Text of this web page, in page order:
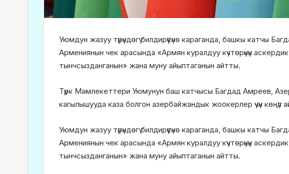
Уюмдун жазуу түрүндөгү билдирүүсүнө караганда, башкы катчы
Армениянын чек арасында «Армян куралдуу күчтөрүнүн
тынчсызданганын» жана муну айыптаганын айтты.
Түрк Мамлекеттери Уюмунун баш катчысы Багдад Амреев,
кагылышууда каза болгон азербайжандык жоокерлер үчүн көңүл
Уюмдун жазуу түрүндөгү билдирүүсүнө караганда, башкы катчы
Армениянын чек арасында «Армян куралдуу күчтөрүнүн
тынчсызданганын» жана муну айыптаганын айтты.